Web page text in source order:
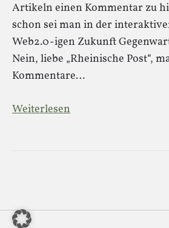
Artikeln einen Kommentar zu
schon sei man in der
Web2.0-igen Zukunft
Nein, liebe „Rheinische Post“,
Kommentare…
Weiterlesen